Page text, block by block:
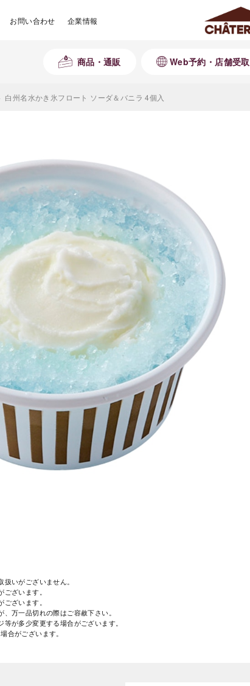
お問い合わせ 企業情報
商品・通販 Web予約・店舗受取
白州名水かき氷フロート ソーダ＆バニラ 4個入
いがございません。
ざいます。
ざいます。
万一品切れの際はご容赦下さい。
が多少変更する場合がございます。
合がございます。